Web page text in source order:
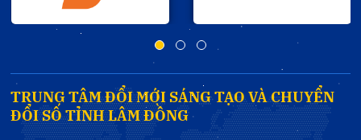
TRUNG TÂM ĐỔI MỚI SÁNG TẠO VÀ CHUYỂN
ĐỔI SỐ TỈNH LÂM ĐỒNG